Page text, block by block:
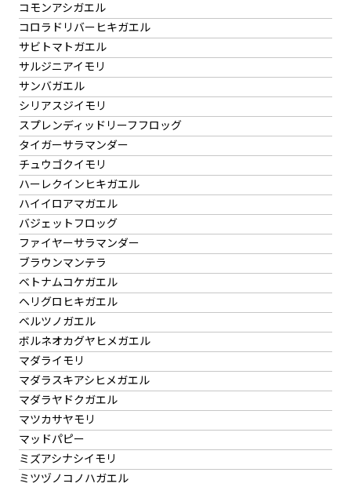
コモンアシガエル
コロラドリバーヒキガエル
サビトマトガエル
サルジニアイモリ
サンバガエル
シリアスジイモリ
スプレンディッドリーフフロッグ
タイガーサラマンダー
チュウゴクイモリ
ハーレクインヒキガエル
ハイイロアマガエル
バジェットフロッグ
ファイヤーサラマンダー
ブラウンマンテラ
ベトナムコケガエル
ヘリグロヒキガエル
ベルツノガエル
ボルネオカグヤヒメガエル
マダライモリ
マダラスキアシヒメガエル
マダラヤドクガエル
マツカサヤモリ
マッドパピー
ミズアシナシイモリ
ミツヅノコノハガエル